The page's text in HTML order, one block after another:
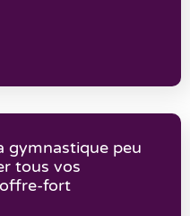
gymnastique peu
tous vos
fort